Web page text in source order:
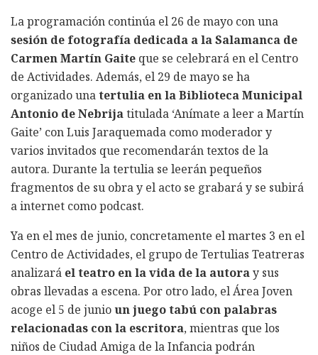
La programación continúa el 26 de mayo con una
sesión de fotografía dedicada a la Salamanca de
Carmen Martín Gaite que se celebrará en el Centro
de Actividades. Además, el 29 de mayo se ha
organizado unatertulia en la Biblioteca Municipal
Antonio de Nebrijatitulada ‘Anímate a leer a Martín
Gaite’ con Luis Jaraquemada como moderador y
varios invitados que recomendarán textos de la
autora. Durante la tertulia se leerán pequeños
fragmentos de su obra y el acto se grabará y se subirá
a internet como podcast.
Ya en el mes de junio, concretamente el martes 3 en el
Centro de Actividades, el grupo de Tertulias Teatreras
analizará el teatro en la vida de la autoray sus
obras llevadas a escena. Por otro lado, el Área Joven
acoge el 5 de junio un juego tabú con palabras
relacionadas con la escritora, mientras que los
niños de Ciudad Amiga de la Infancia podrán